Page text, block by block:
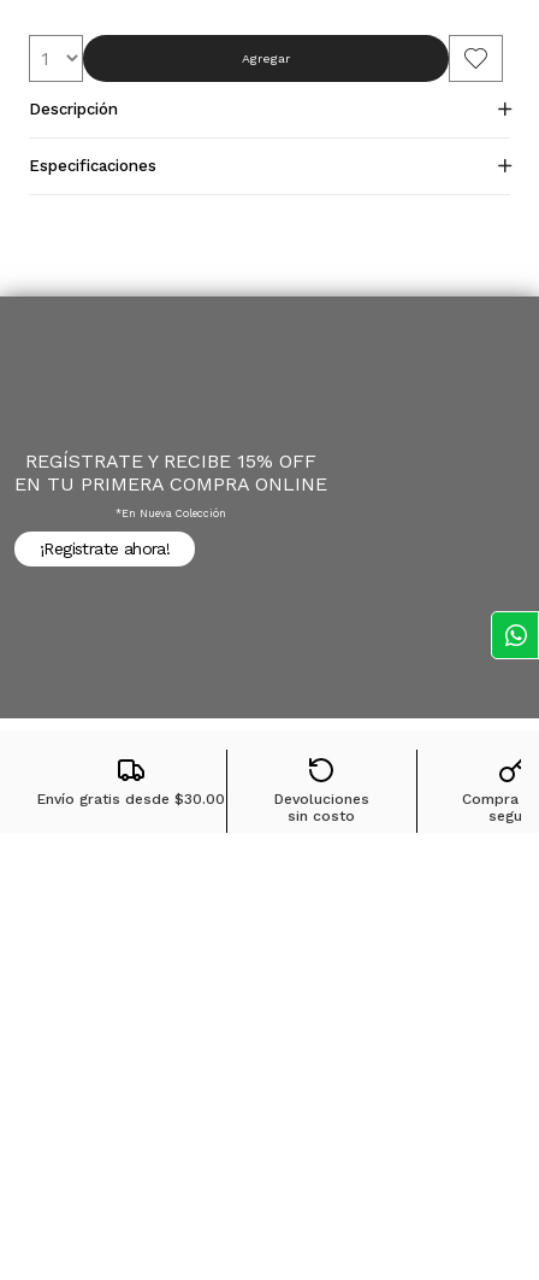
Agregar
Descripción
Especificaciones
REGÍSTRATE Y RECIBE 15% OFF
EN TU PRIMERA COMPRA ONLINE
*en Nueva Colección
¡Registrate ahora!
Envío gratis desde$30.00
Devoluciones
sin costo
Compra
segura